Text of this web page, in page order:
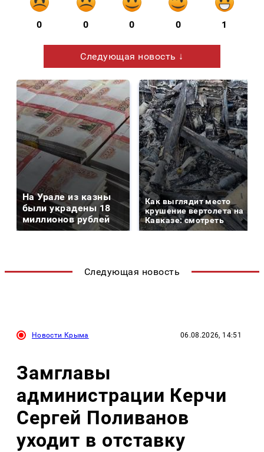
0 0 0 0 1
Следующая новость ↓
На Урале из казны
были украдены 18
миллионов рублей
Как выглядит место
крушение вертолета на
Кавказе: смотреть
Следующая новость
Новости Крыма 06.08.2026, 14:51
Замглавы
администрации Керчи
Сергей Поливанов
уходит в отставку